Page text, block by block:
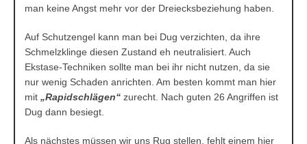
man keine Angst mehr vor der Dreiecksbeziehung haben.
Auf Schutzengel kann man bei Dug verzichten, da ihre
Schmelzklinge diesen Zustand eh neutralisiert. Auch
Ekstase-Techniken sollte man bei ihr nicht nutzen, da sie
nur wenig Schaden anrichten. Am besten kommt man hier
mit „Rapidschlägen“ zurecht. Nach guten 26 Angriffen ist
Dug dann besiegt.
Als nächstes müssen wir uns Rug stellen, fehlt einem hier